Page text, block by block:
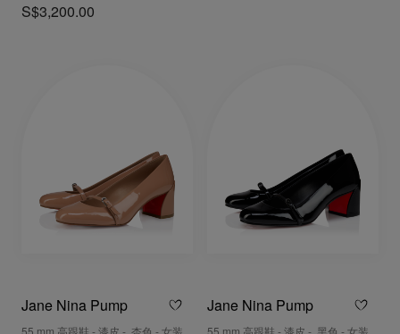
S$3,200.00
Jane Nina Pump Jane Nina Pump